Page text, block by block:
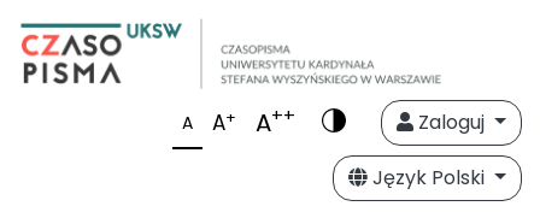
A A+ A++
Zaloguj
Język Polski